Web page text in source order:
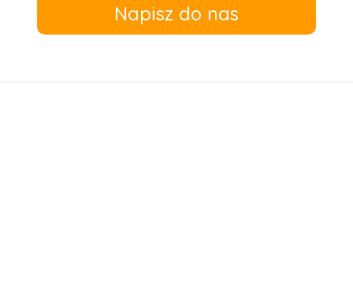
Napisz do nas